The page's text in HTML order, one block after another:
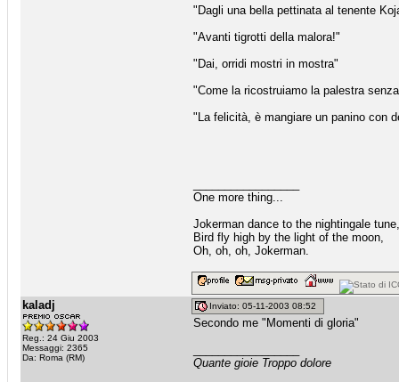
"Dagli una bella pettinata al tenente
"Avanti tigrotti della malora!"
"Dai, orridi mostri in mostra"
"Come la ricostruiamo la palestra
"La felicità, è mangiare un panino con
One more thing...
Jokerman dance to the nightingale tune,
Bird fly high by the light of the moon,
Oh, oh, oh, Jokerman.
kaladj
Reg.: 24 Giu 2003
Messaggi: 2365
Da: Roma (RM)
Inviato: 05-11-2003 08:52
Secondo me "Momenti di gloria"
Quante gioie Troppo dolore